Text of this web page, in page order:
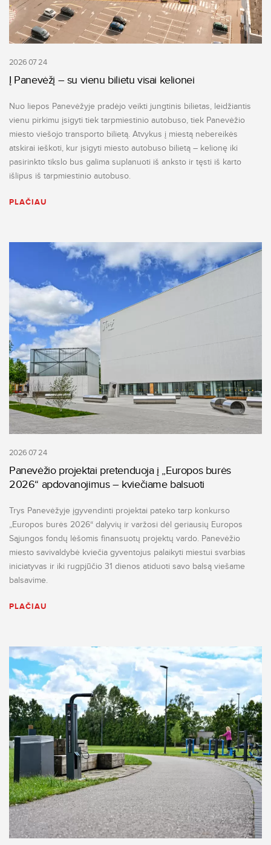
2026 07 24
Į Panevėžį – su vienu bilietu visai kelionei
Nuo liepos Panevėžyje pradėjo veikti jungtinis bilietas, leidžiantis
vienu pirkimu įsigyti tiek tarpmiestinio autobuso, tiek Panevėžio
miesto viešojo transporto bilietą. Atvykus į miestą nebereikės
atskirai ieškoti, kur įsigyti miesto autobuso bilietą – kelionę iki
pasirinkto tikslo bus galima suplanuoti iš anksto ir tęsti iš karto
išlipus iš tarpmiestinio autobuso.
PLAČIAU
2026 07 24
Panevėžio projektai pretenduoja į „Europos burės
2026“ apdovanojimus – kviečiame balsuoti
Trys Panevėžyje įgyvendinti projektai pateko tarp konkurso
„Europos burės 2026“ dalyvių ir varžosi dėl geriausių Europos
Sąjungos fondų lėšomis finansuotų projektų vardo. Panevėžio
miesto savivaldybė kviečia gyventojus palaikyti miestui svarbias
iniciatyvas ir iki rugpjūčio 31 dienos atiduoti savo balsą viešame
balsavime.
PLAČIAU